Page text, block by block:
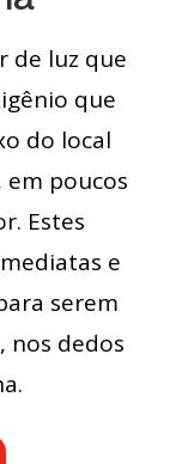
de luz que
que
do local
poucos
Estes
e
serem
nos dedos